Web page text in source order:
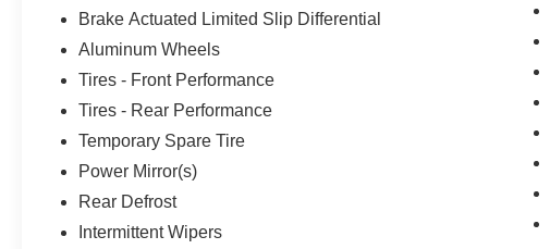
Brake Actuated Limited Slip Differential
Aluminum Wheels
Tires - Front Performance
Tires - Rear Performance
Temporary Spare Tire
Power Mirror(s)
Rear Defrost
Intermittent Wipers